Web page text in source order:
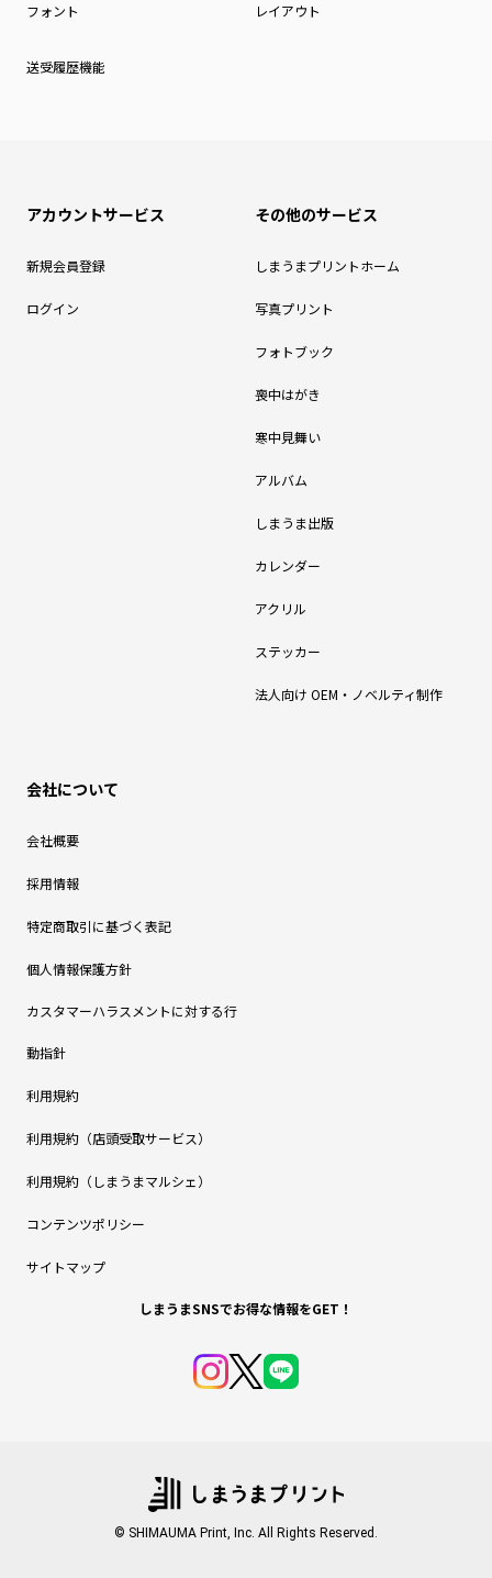
フォント レイアウト
送受履歴機能
アカウントサービス
新規会員登録
ログイン
その他のサービス
しまうまプリントホーム
写真プリント
フォトブック
喪中はがき
寒中見舞い
アルバム
しまうま出版
カレンダー
アクリル
ステッカー
法人向け OEM・ノベルティ制作
会社について
会社概要
採用情報
特定商取引に基づく表記
個人情報保護方針
カスタマーハラスメントに対する行
動指針
利用規約
利用規約（店頭受取サービス）
利用規約（しまうまマルシェ）
コンテンツポリシー
サイトマップ
しまうまSNSでお得な情報をGET！
© SHIMAUMA Print, Inc. All Rights Reserved.